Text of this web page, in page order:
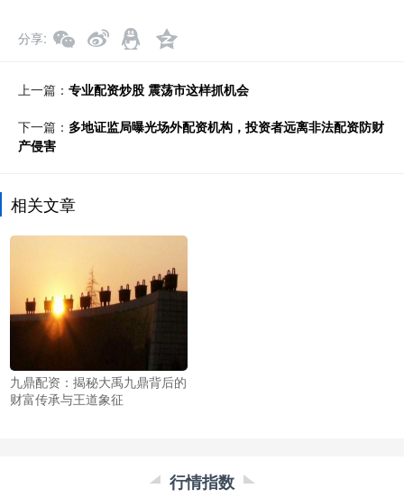
分享
上一篇： 专业配资炒股 震荡市这样抓机会
下一篇： 多地证监局曝光场外配资机构，投资者远离非法配资防财
产侵害
相关文章
九鼎配资：揭秘大禹九鼎背后的
财富传承与王道象征
行情指数